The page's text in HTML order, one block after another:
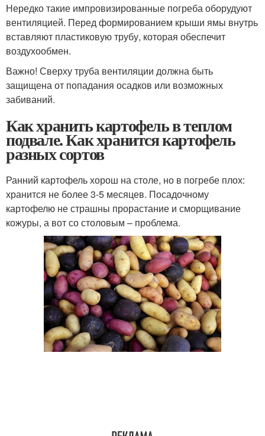
Нередко такие импровизированные погреба оборудуют
вентиляцией. Перед формированием крыши ямы внутрь
вставляют пластиковую трубу, которая обеспечит
воздухообмен.
Важно! Сверху труба вентиляции должна быть
защищена от попадания осадков или возможных
забиваний.
Как хранить картофель в теплом
подвале. Как хранится картофель
разных сортов
Ранний картофель хорош на столе, но в погребе плох:
хранится не более 3-5 месяцев. Посадочному
картофелю не страшны прорастание и сморщивание
кожуры, а вот со столовым – проблема.